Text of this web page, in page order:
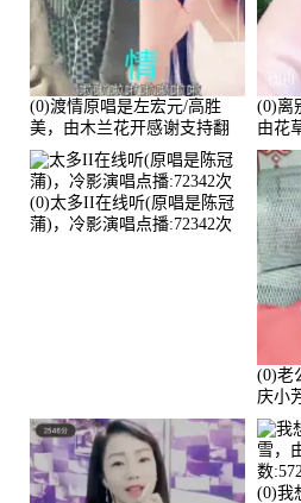
(0)渡情原唱是左宏元/高胜
美，由木兰花开感谢支持翻
唱(播放:82339)
(0)离
由花
放
(0)太多II在线听(原唱是陈冠
蒲)，冷影演唱点播:72342次
(0)老
庆小
放
(0)我